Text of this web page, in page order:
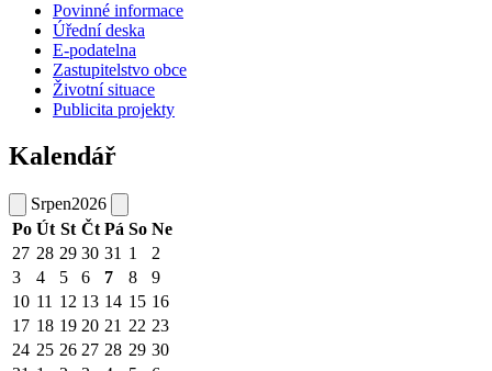
Povinné informace
Úřední deska
E-podatelna
Zastupitelstvo obce
Životní situace
Publicita projekty
Kalendář
Srpen2026
Po Út St Čt Pá So Ne
27 28 29 30 31 1
2
3
4 5 6 7 8
9
10 11 12 13 14 15 16
17 18 19 20 21 22 23
24 25 26 27 28 29 30